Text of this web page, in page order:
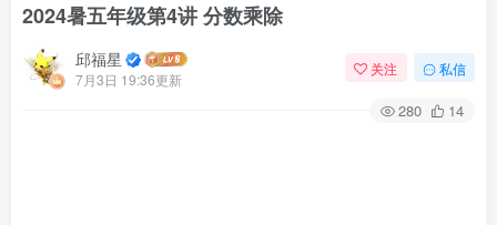
视频无法观看的微信发消息给邱老师重置即可
2024暑五年级第4讲 分数乘除
邱福星
7月3日 19:36更新
关注 私信
280 14